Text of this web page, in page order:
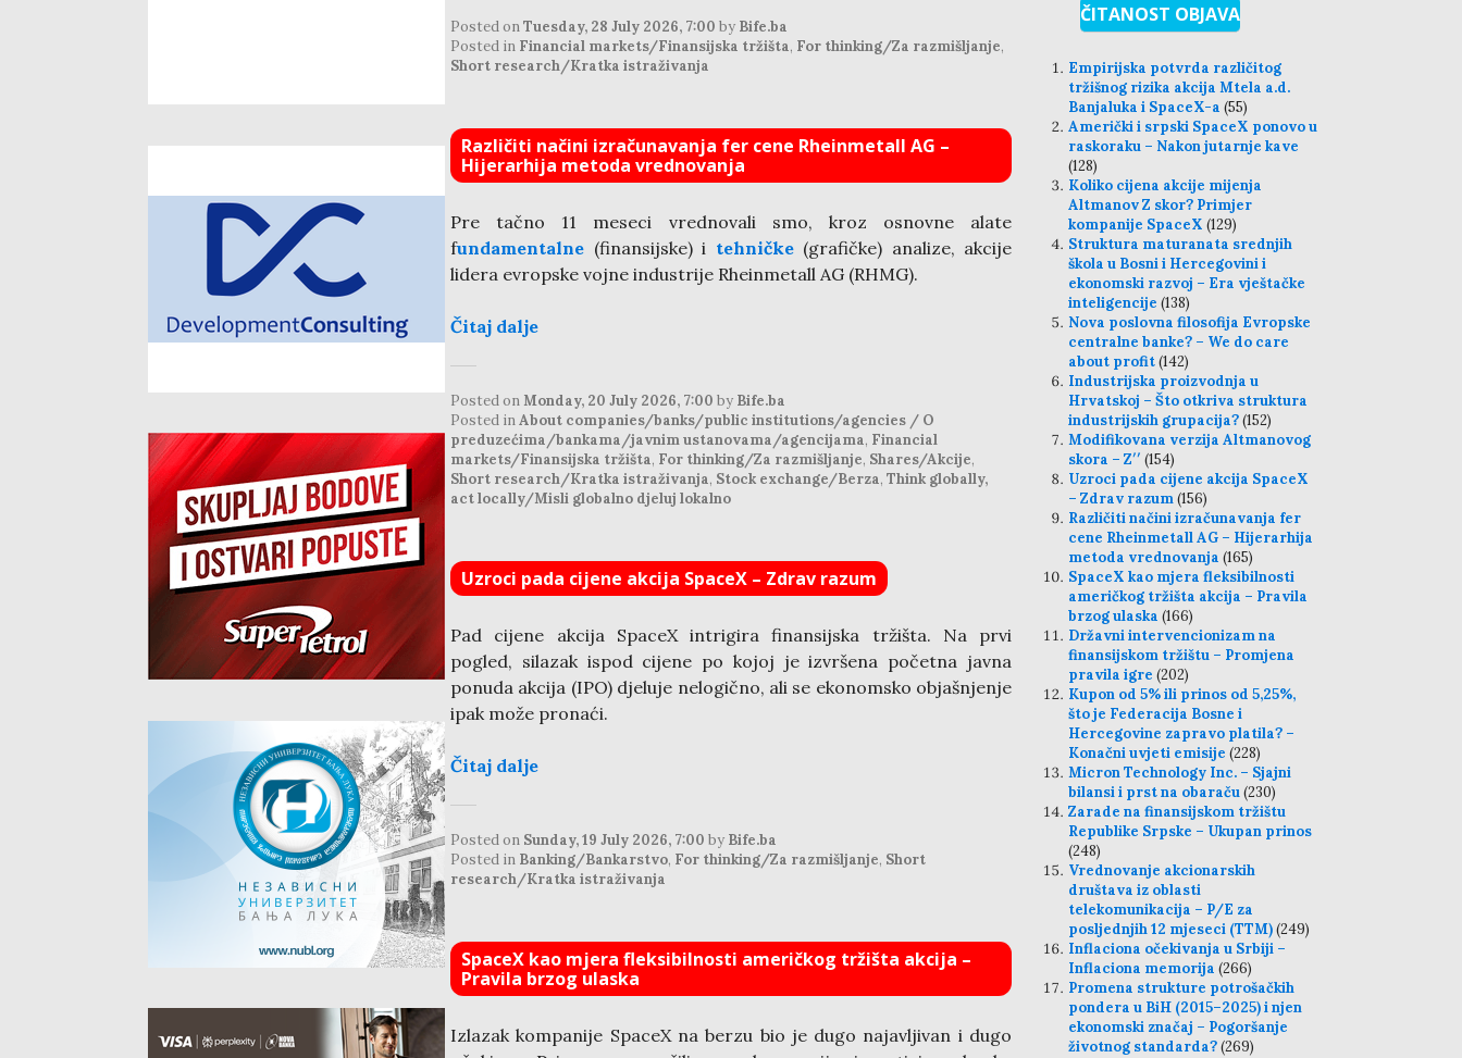
Posted onTuesday, 28 July 2026, 7:00 by Bife.ba
Posted in Financial markets/Finansijska tržišta, For thinking/Za razmišljanje,
Short research/Kratka istraživanja
Različiti načini izračunavanja fer cene Rheinmetall AG –
Hijerarhija metoda vrednovanja
Pre tačno 11 meseci vrednovali smo, kroz osnovne alate
fundamentalne (finansijske) i tehničke(grafičke) analize, akcije
lidera evropske vojne industrije Rheinmetall AG (RHMG).
Čitaj dalje
Posted on Monday, 20 July 2026, 7:00 by Bife.ba
Posted inAbout companies/banks/public institutions/agencies / O
preduzećima/bankama/javnim ustanovama/agencijama, Financial
markets/Finansijska tržišta, For thinking/Za razmišljanje, Shares/Akcije,
Short research/Kratka istraživanja, Stock exchange/Berza, Think globally,
act locally/Misli globalno djeluj lokalno
Uzroci pada cijene akcija SpaceX – Zdrav razum
Pad cijene akcija SpaceX intrigira finansijska tržišta. Na prvi
pogled, silazak ispod cijene po kojoj je izvršena početna javna
ponuda akcija (IPO) djeluje nelogično, ali se ekonomsko objašnjenje
ipak može pronaći.
Čitaj dalje
Posted on Sunday, 19 July 2026, 7:00 by Bife.ba
Posted in Banking/Bankarstvo, For thinking/Za razmišljanje, Short
research/Kratka istraživanja
SpaceX kao mjera fleksibilnosti američkog tržišta akcija –
Pravila brzog ulaska
Izlazak kompanije SpaceX na berzu bio je dugo najavljivan i dugo
ČITANOST OBJAVA
Empirijska potvrda različitog
tržišnog rizika akcija Mtela a.d.
Banjaluka i SpaceX-a (55)
Američki i srpski SpaceX ponovo u
raskoraku – Nakon jutarnje kave
(128)
Koliko cijena akcije mijenja
Altmanov Z skor? Primjer
kompanije SpaceX (129)
Struktura maturanata srednjih
škola u Bosni i Hercegovini i
ekonomski razvoj – Era vještačke
inteligencije (138)
Nova poslovna filosofija Evropske
centralne banke? – We do care
about profit(142)
Industrijska proizvodnja u
Hrvatskoj – Što otkriva struktura
industrijskih grupacija?(152)
Modifikovana verzija Altmanovog
skora – Z′′ (154)
Uzroci pada cijene akcija SpaceX
– Zdrav razum(156)
Različiti načini izračunavanja fer
cene Rheinmetall AG – Hijerarhija
metoda vrednovanja (165)
SpaceX kao mjera fleksibilnosti
američkog tržišta akcija – Pravila
brzog ulaska (166)
Državni intervencionizam na
finansijskom tržištu – Promjena
pravila igre (202)
Kupon od 5% ili prinos od 5,25%,
što je Federacija Bosne i
Hercegovine zapravo platila? –
Konačni uvjeti emisije (228)
Micron Technology Inc. – Sjajni
bilansi i prst na obaraču(230)
Zarade na finansijskom tržištu
Republike Srpske – Ukupan prinos
(248)
Vrednovanje akcionarskih
društava iz oblasti
telekomunikacija – P/E za
posljednjih 12 mjeseci (TTM)(249)
Inflaciona očekivanja u Srbiji –
Inflaciona memorija (266)
Promena strukture potrošačkih
pondera u BiH (2015–2025) i njen
ekonomski značaj – Pogoršanje
životnog standarda?(269)